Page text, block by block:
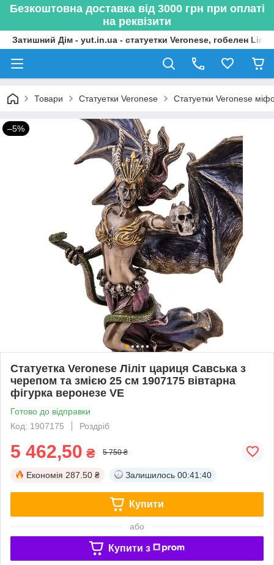
Безкоштовна доставка від 3000 грн при оплаті
на реквізити
Затишний Дім - yut.in.ua - статуетки Veronese, гобелен
Товари Статуетки Veronese Статуетки Veronese
–5%
Статуетка Veronese Ліліт цариця Савська з
черепом та змією 25 см 1907175 вівтарна
фігурка веронезе VE
Готово до відправки
Код: 1907175
Роздріб
5 462,50 ₴ 5 750 ₴
Економія 287.50 ₴ Залишилось 00:41:39
Купити
або
Купити з